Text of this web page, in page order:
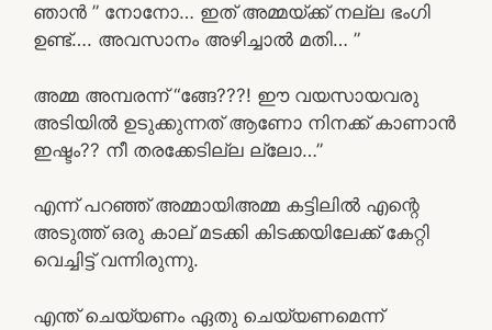
ഞാൻ ” നോനോ… ഇത് അമ്മയ്ക്ക് നല്ല ഭംഗി
ഉണ്ട്…. അവസാനം അഴിച്ചാൽ മതി… ”
അമ്മ അമ്പരന്ന് “ങ്ങേ???! ഈ വയസായവരു
അടിയിൽ ഉടുക്കുന്നത് ആണോ നിനക്ക് കാണാൻ
ഇഷ്ടം?? നീ തരക്കേടില്ല ല്ലോ…”
എന്ന് പറഞ്ഞ് അമ്മായിഅമ്മ കട്ടിലിൽ എന്റെ
അടുത്ത് ഒരു കാല് മടക്കി കിടക്കയിലേക്ക് കേറ്റി
വെച്ചിട്ട് വന്നിരുന്നു.
എന്ത് ചെയ്യണം ഏതു ചെയ്യണമെന്ന്